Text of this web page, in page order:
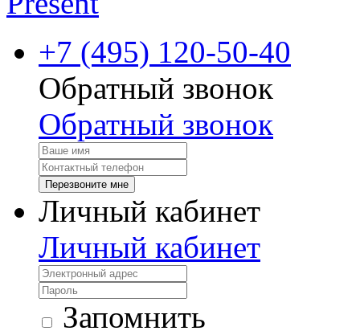
+7 (495) 120-50-40
Обратный звонок
Обратный звонок
Перезвоните мне
Личный кабинет
Личный кабинет
Запомнить